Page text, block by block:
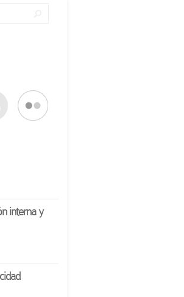
interna y